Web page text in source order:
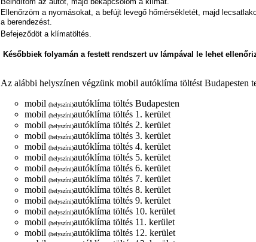
Ellenőrzöm a nyomásokat, a befújt levegő hőmérsékletét, majd
a berendezést.
Befejeződöt a klímatöltés.
Későbbiek folyamán a festett rendszert uv lámpával le lehet
Az alábbi helyszínen végzünk mobil autóklíma töltést Budapesten
mobil (helyszíni)autóklíma töltés Budapesten
mobil (helyszíni)autóklíma töltés 1. kerület
mobil (helyszíni)autóklíma töltés 2. kerület
mobil (helyszíni)autóklíma töltés 3. kerület
mobil (helyszíni)autóklíma töltés 4. kerület
mobil (helyszíni)autóklíma töltés 5. kerület
mobil (helyszíni)autóklíma töltés 6. kerület
mobil (helyszíni)autóklíma töltés 7. kerület
mobil (helyszíni)autóklíma töltés 8. kerület
mobil (helyszíni)autóklíma töltés 9. kerület
mobil (helyszíni)autóklíma töltés 10. kerület
mobil (helyszíni)autóklíma töltés 11. kerület
mobil (helyszíni)autóklíma töltés 12. kerület